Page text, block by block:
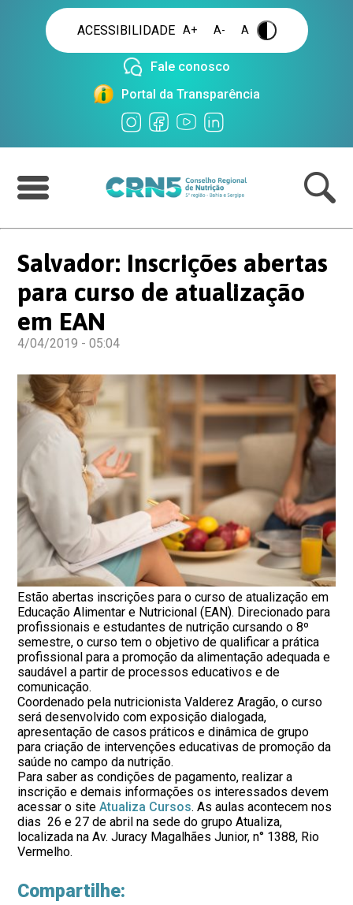
ACESSIBILIDADE A+ A- A .
Fale conosco
Portal da Transparência
Salvador: Inscrições abertas
para curso de atualização
em EAN
4/04/2019 - 05:04
Estão abertas inscrições para o curso de atualização em
Educação Alimentar e Nutricional (EAN). Direcionado para
profissionais e estudantes de nutrição cursando o 8º
semestre, o curso tem o objetivo de qualificar a prática
profissional para a promoção da alimentação adequada e
saudável a partir de processos educativos e de
comunicação.
Coordenado pela nutricionista Valderez Aragão, o curso
será desenvolvido com exposição dialogada,
apresentação de casos práticos e dinâmica de grupo
para criação de intervenções educativas de promoção da
saúde no campo da nutrição.
Para saber as condições de pagamento, realizar a
inscrição e demais informações os interessados devem
acessar o siteAtualiza Cursos. As aulas acontecem nos
dias 26 e 27 de abril na sede do grupo Atualiza,
localizada na Av. Juracy Magalhães Junior, n° 1388, Rio
Vermelho.
Compartilhe: